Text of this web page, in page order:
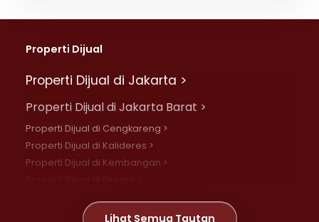
Properti Dijual
Properti Dijual di Jakarta >
Properti Dijual di Jakarta Barat >
Properti Dijual di Cengkareng >
Properti Dijual di Kalideres >
Properti Dijual di Kembangan >
Properti Dijual di Meruya >Lihat Semua Tautan